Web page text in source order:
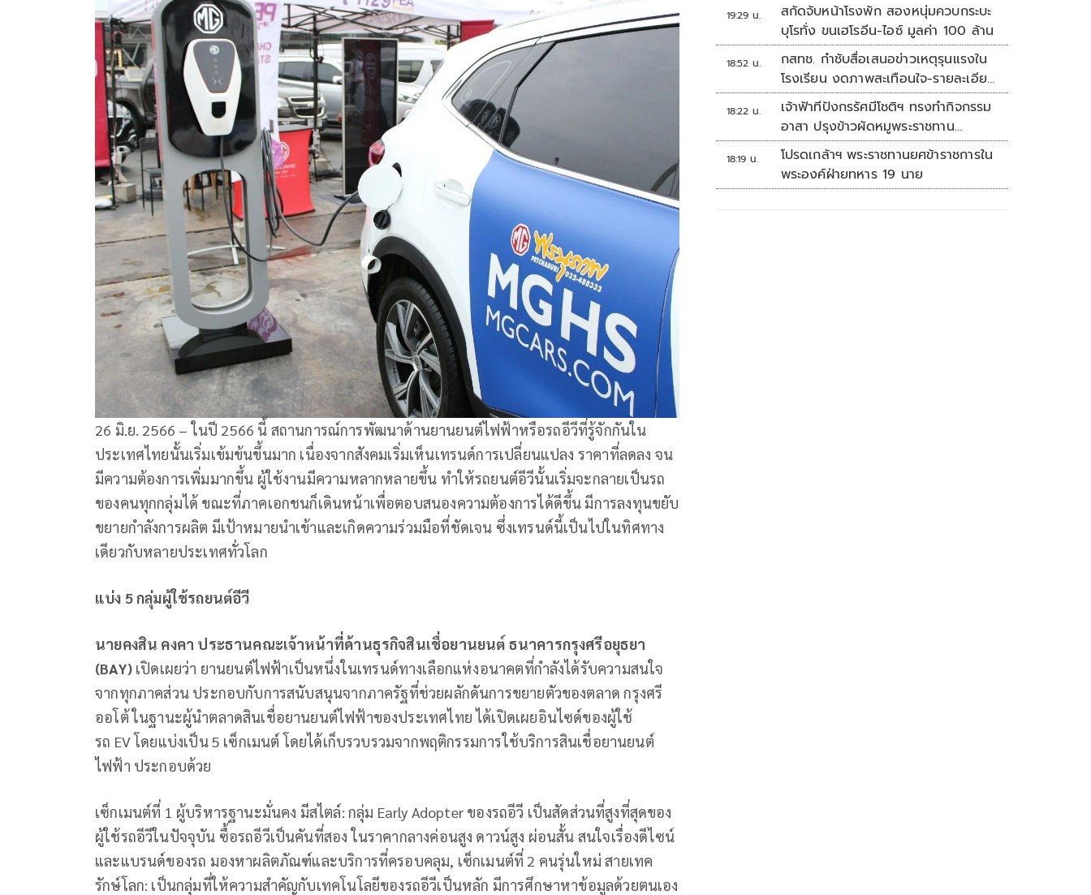
26 มิ.ย. 2566 – ในปี 2566 นี้ สถานการณ์การพัฒนาด้านยานยนต์ไฟฟ้าหรือรถอีวีที่รู้จักกันใน
ประเทศไทยนั้นเริ่มเข้มข้นขึ้นมาก เนื่องจากสังคมเริ่มเห็นเทรนด์การเปลี่ยนแปลง ราคาที่ลดลง จน
มีความต้องการเพิ่มมากขึ้น ผู้ใช้งานมีความหลากหลายขึ้น ทำให้รถยนต์อีวีนั้นเริ่มจะกลายเป็นรถ
ของคนทุกกลุ่มได้ ขณะที่ภาคเอกชนก็เดินหน้าเพื่อตอบสนองความต้องการได้ดีขึ้น มีการลงทุนขยับ
ขยายกำลังการผลิต มีเป้าหมายนำเข้าและเกิดความร่วมมือที่ชัดเจน ซึ่งเทรนด์นี้เป็นไปในทิศทาง
เดียวกับหลายประเทศทั่วโลก
แบ่ง 5 กลุ่มผู้ใช้รถยนต์อีวี
นายคงสิน คงคา ประธานคณะเจ้าหน้าที่ด้านธุรกิจสินเชื่อยานยนต์ ธนาคารกรุงศรีอยุธยา
(BAY)เปิดเผยว่า ยานยนต์ไฟฟ้าเป็นหนึ่งในเทรนด์ทางเลือกแห่งอนาคตที่กำลังได้รับความสนใจ
จากทุกภาคส่วน ประกอบกับการสนับสนุนจากภาครัฐที่ช่วยผลักดันการขยายตัวของตลาด กรุงศรี
ออโต้ ในฐานะผู้นำตลาดสินเชื่อยานยนต์ไฟฟ้าของประเทศไทย ได้เปิดเผยอินไซด์ของผู้ใช้
รถ EV โดยแบ่งเป็น 5 เซ็กเมนต์ โดยได้เก็บรวบรวมจากพฤติกรรมการใช้บริการสินเชื่อยานยนต์
ไฟฟ้า ประกอบด้วย
เซ็กเมนต์ที่ 1 ผู้บริหารฐานะมั่นคง มีสไตล์: กลุ่ม Early Adopter ของรถอีวี เป็นสัดส่วนที่สูงที่สุดของ
ผู้ใช้รถอีวีในปัจจุบัน ซื้อรถอีวีเป็นคันที่สอง ในราคากลางค่อนสูง ดาวน์สูง ผ่อนสั้น สนใจเรื่องดีไซน์
และแบรนด์ของรถ มองหาผลิตภัณฑ์และบริการที่ครอบคลุม, เซ็กเมนต์ที่ 2 คนรุ่นใหม่ สายเทค
รักษ์โลก: เป็นกลุ่มที่ให้ความสำคัญกับเทคโนโลยีของรถอีวีเป็นหลัก มีการศึกษาหาข้อมูลด้วยตนเอง
19:29 น.
สกัดจับหน้าโรงพัก สองหนุ่มควบกระบะ
บุโรทั่ง ขนเฮโรอีน-ไอซ์ มูลค่า 100 ล้าน
18:52 น.
กสทช. กำชับสื่อเสนอข่าวเหตุรุนแรงใน
โรงเรียน งดภาพสะเทือนใจ-รายละเอียด
เสี่ยงเลียนแบบ
18:22 น.
เจ้าฟ้าทีปังกรรัศมีโชติฯ ทรงทำกิจกรรม
อาสา ปรุงข้าวผัดหมูพระราชทาน
ประชาชน
18:19 น.
โปรดเกล้าฯ พระราชทานยศข้าราชการใน
พระองค์ฝ่ายทหาร 19 นาย